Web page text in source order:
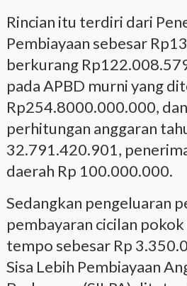
Rincian itu terdiri dari
Pembiayaan sebesar
berkurang
pada APBD murni yang
Rp254.8000.000.000,
perhitungan anggaran
32.791.420.901,
daerah Rp 100.000.000.
Sedangkan pengeluaran
pembayaran cicilan
tempo sebesar Rp
Sisa Lebih Pembiayaan